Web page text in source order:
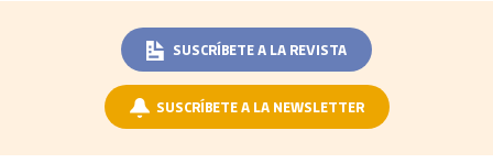
SUSCRÍBETE A LA REVISTA
SUSCRÍBETE A LA NEWSLETTER